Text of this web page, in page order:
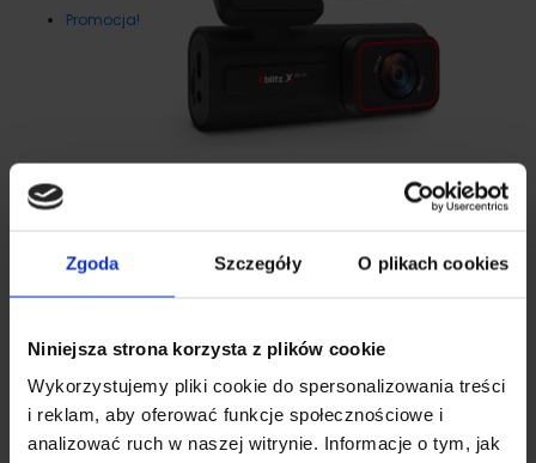
Zgoda Szczegóły O plikach cookies
Niniejsza strona korzysta z plików cookie
Wykorzystujemy pliki cookie do spersonalizowania treści
i reklam, aby oferować funkcje społecznościowe i
analizować ruch w naszej witrynie. Informacje o tym, jak
Promocja!
WIDEOREJESTRATOR 2,5K UHD Z WI-FI
Bezpieczne wakacje z Xblitz
279.00zł
Pierwotna
279.00zł.
219.00
Aktualna
219.00zł.
Poradniki eksperta